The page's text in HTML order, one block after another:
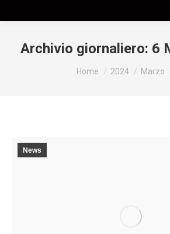
Archivio giornaliero: 6
Tu sei qui:
Home 2024 Marzo
News